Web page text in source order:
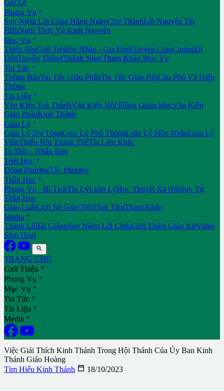
Giờ Lễ
Phụng Vụ 
Suy Niệm Lời Chúa Hằng NgàyChư ThánhLời Nguyện Tín
HữuNghi Thức Và Kinh Nguyện
Mục Vụ 
Thiếu NhiGiới TrẻHôn Nhân - Gia ĐìnhTruyền GiáoCaritasDi
DânTruyền ThôngThánh NhạcTham Khảo Mục Vụ
Tin Tức 
Thông BáoTin Tức Giáo PhậnTin Tức Giáo HộiCáo Phó Và Hiệp
Thông
Tài Liệu 
Văn Kiện Toà ThánhVăn Kiện Hội Đồng Giám MụcVăn Kiện
Giáo PhậnKinh Thánh
Giáo Lý 
Giáo Lý Dự TòngGiáo Lý Phổ ThôngGiáo Lý Hôn NhânGiáo Lý
ViênThiếu Nhi Thánh ThểTài Liệu Khác
Tu Đức - Nhân Bản
Triết Học 
Đông PhươngTây Phương
Thần Học 
Phụng Vụ - Bí TíchTín LýLuân LýHọc Thuyết Xã HộiSuy Tư
Thần Học
Giáo LuậtLịch Sử Giáo HộiTĩnh TâmTham Khảo
Media 
Thánh LễBài GiảngSuy Niệm Lời ChúaGiới Thiệu Giáo XứVideo
Sinh Hoạt

TRANG CHỦ
Giới Thiệu 
Phụng Vụ 
Mục Vụ 
Tin Tức 
Tài Liệu 
Media 
Việc Giải Thích Kinh Thánh Trong Hội Thánh Của Ủy Ban Kinh
Thánh Giáo Hoàng
Tìm Hiểu Kinh Thánh  18/10/2023